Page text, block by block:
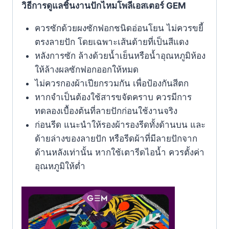
วิธีการดูแลชิ้นงานปักไหมโพลีเอสเตอร์ GEM
ควรซักด้วยผงซักฟอกชนิดอ่อนโยน ไม่ควรขยี้
ตรงลายปัก โดยเฉพาะเส้นด้ายที่เป็นสีแดง
หลังการซัก ล้างด้วยน้ำเย็นหรือน้ำอุณหภูมิห้อง
ให้ล้างผลซักฟอกออกให้หมด
ไม่ควรกองผ้าเปียกรวมกัน เพื่อป้องกันสีตก
หากจำเป็นต้องใช้สารขจัดคราบ ควรมีการ
ทดลองเบื้องต้นที่ลายปักก่อนใช้งานจริง
ก่อนรีด แนะนำให้รองผ้ารองรีดทั้งด้านบน และ
ด้ายล่างของลายปัก หรือรีดผ้าที่มีลายปักจาก
ด้านหลังเท่านั้น หากใช้เตารีดไอน้ำ ควรตั้งค่า
อุณหภูมิให้ตํ่า